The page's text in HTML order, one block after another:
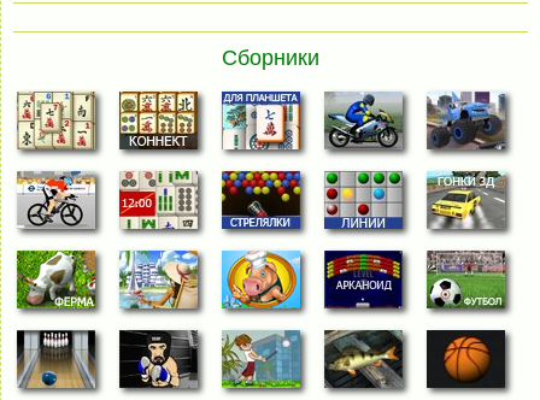
Сборники